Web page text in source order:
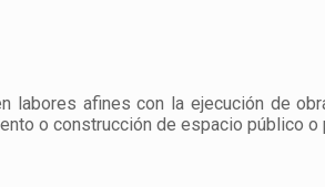
labores afines con la ejecución de
o construcción de espacio público o